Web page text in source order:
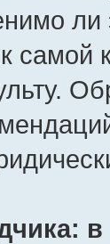
ли
самой